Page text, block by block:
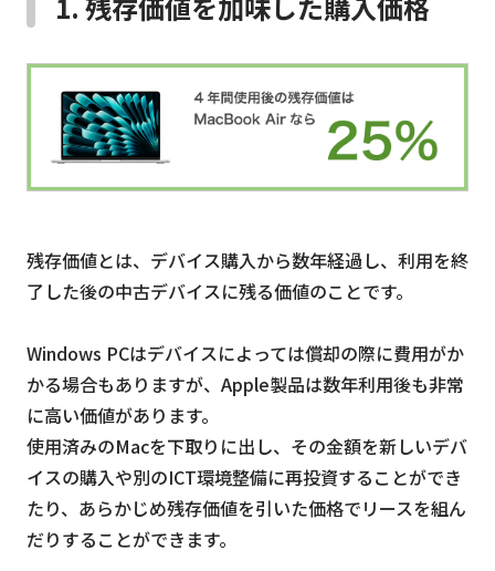
残存価値とは、デバイス購入から数年経過し、利用を終
了した後の中古デバイスに残る価値のことです。
Windows PCはデバイスによっては償却の際に費用がか
かる場合もありますが、Apple製品は数年利用後も非常
に高い価値があります。
使⽤済みのMacを下取りに出し、その⾦額を新しいデバ
イスの購入や別のICT環境整備に再投資することができ
たり、あらかじめ残存価値を引いた価格でリースを組ん
だりすることができます。